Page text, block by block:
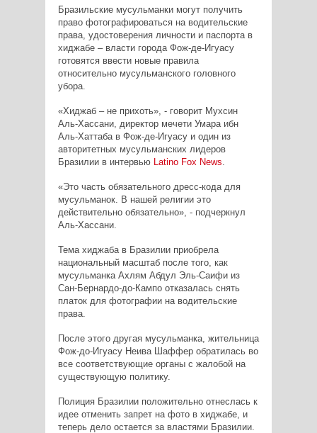
Бразильские мусульманки могут получить
право фотографироваться на водительские
права, удостоверения личности и паспорта в
хиджабе – власти города Фож-де-Игуасу
готовятся ввести новые правила
относительно мусульманского головного
убора.
«Хиджаб – не прихоть», - говорит Мухсин
Аль-Хассани, директор мечети Умара ибн
Аль-Хаттаба в Фож-де-Игуасу и один из
авторитетных мусульманских лидеров
Бразилии в интервью Latino Fox News
«Это часть обязательного дресс-кода для
мусульманок. В нашей религии это
действительно обязательно», - подчеркнул
Аль-Хассани.
Тема хиджаба в Бразилии приобрела
национальный масштаб после того, как
мусульманка Ахлям Абдул Эль-Саифи из
Сан-Бернардо-до-Кампо отказалась снять
платок для фотографии на водительские
права.
После этого другая мусульманка, жительница
Фож-до-Игуасу Неива Шаффер обратилась во
все соответствующие органы с жалобой на
существующую политику.
Полиция Бразилии положительно отнеслась к
идее отменить запрет на фото в хиджабе, и
теперь дело остается за властями Бразилии.